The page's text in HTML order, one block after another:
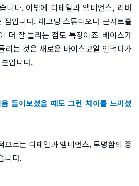
니다. 이밖에 디테일과 앰비언스, 리버
입니다. 레코딩 스튜디오나 콘서트홀
더 잘 들리는 점도 특징이죠. 베이스가
리는 것은 새로운 바이스코일 인덕터가
입니다.
들어보셨을 때도 그런 차이를 느끼셨
으로는 디테일과 앰비언스, 투명함의 증
니다.